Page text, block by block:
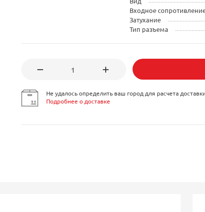
Входное
Затухание
Тип разъема
Не удалось определить ваш город для расчета
Подробнее о доставке